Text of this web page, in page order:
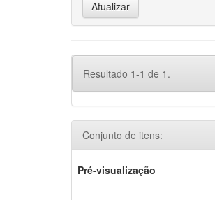
Resultado 1-1 de 1.
Conjunto de itens:
Pré-visualização